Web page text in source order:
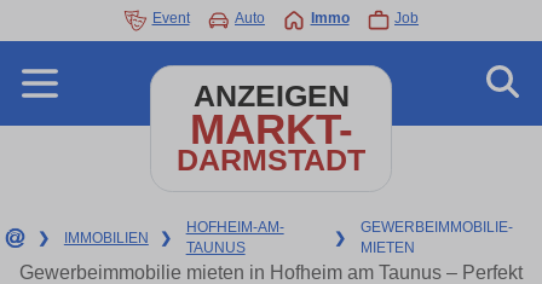
Event Auto Immo Job
ANZEIGEN
MARKT-
DARMSTADT
❯ IMMOBILIEN ❯
HOFHEIM-AM-
TAUNUS
❯
GEWERBEIMMOBILIE-
MIETEN
Gewerbeimmobilie mieten in Hofheim am Taunus – Perfekt